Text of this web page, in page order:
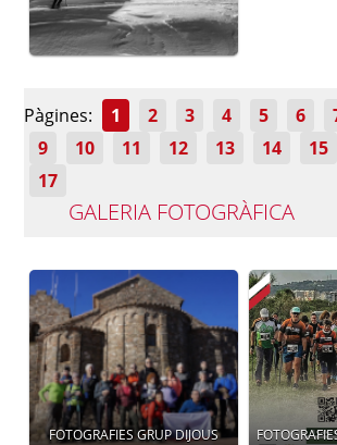
Pàgines: 1 2 3 4 5 6
9
10 11 12 13 14 15
17
GALERIA FOTOGRÀFICA
FOTOGRAFIES GRUP DIJOUS